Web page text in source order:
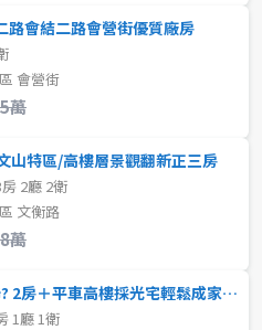
路會結二路會營街優質廠房
會營街
萬
山特區/高樓層景觀翻新正三房
2廳 2衛
文衡路
萬
左營華友聯? 2房＋平車高樓採光宅輕鬆成家首選
1廳 1衛